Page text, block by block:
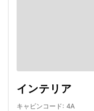
インテリア
キャビンコード: 4A